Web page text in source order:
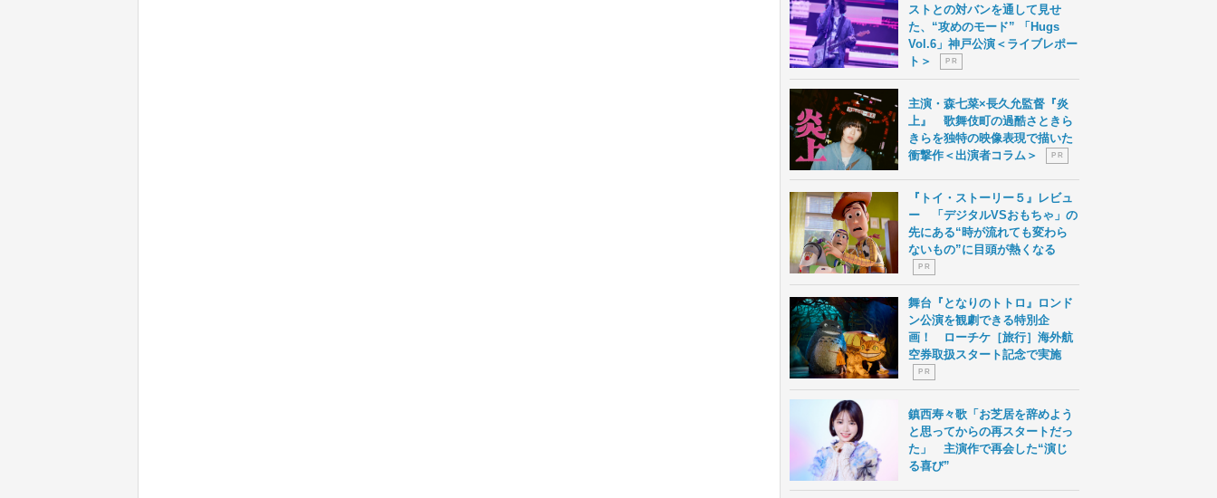
ストとの対バンを通して見せ
た、“攻めのモード” 「Hugs
Vol.6」神戸公演＜ライブレポー
ト＞
P R
主演・森七菜×長久允監督『炎
上』 歌舞伎町の過酷さときら
きらを独特の映像表現で描いた
衝撃作＜出演者コラム＞
P R
『トイ・ストーリー５』レビュ
ー 「デジタルVSおもちゃ」の
先にある“時が流れても変わら
ないもの”に目頭が熱くなる
P R
舞台『となりのトトロ』ロンド
ン公演を観劇できる特別企
画！ ローチケ［旅行］海外航
空券取扱スタート記念で実施
P R
鎮西寿々歌「お芝居を辞めよう
と思ってからの再スタートだっ
た」 主演作で再会した“演じ
る喜び”